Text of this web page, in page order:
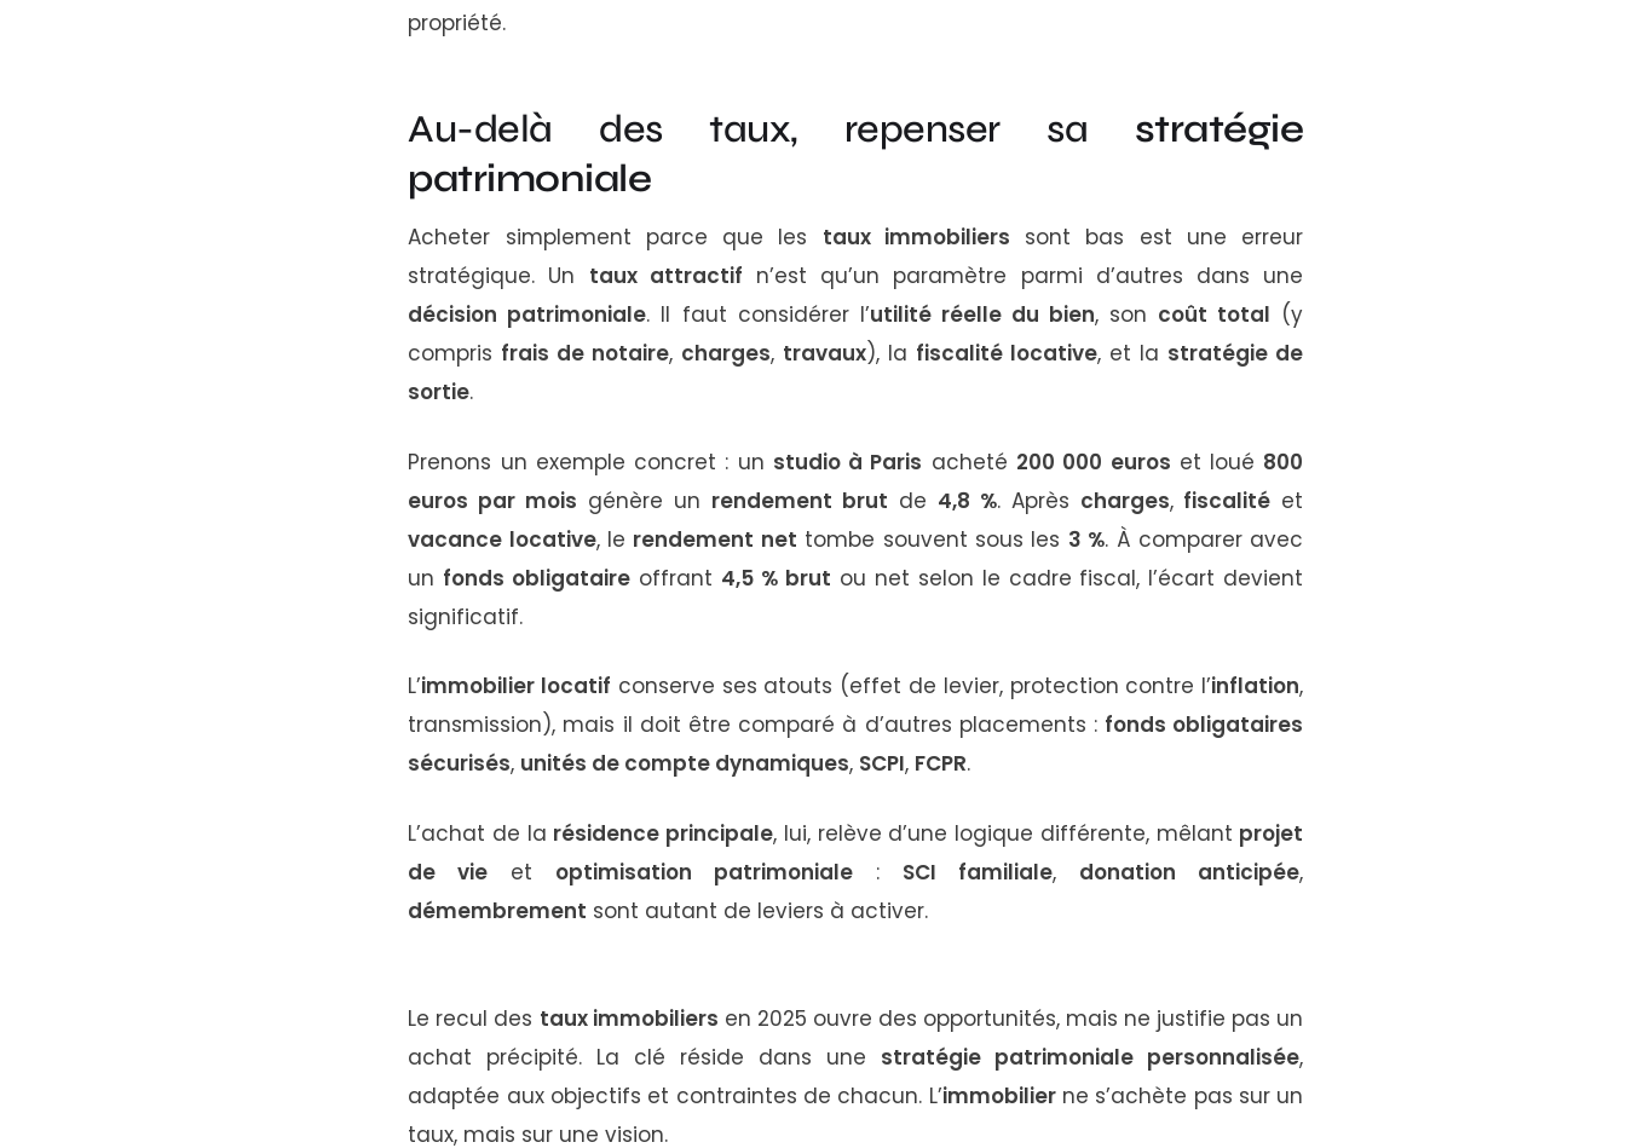
propriété.
Au-delà des taux, repenser sa stratégie
patrimoniale
Acheter simplement parce que les taux immobiliers sont bas est une erreur
stratégique. Un taux attractif n’est qu’un paramètre parmi d’autres dans une
décision patrimoniale. Il faut considérer l’utilité réelle du bien, son coût total (y
compris frais de notaire, charges, travaux), la fiscalité locative, et la stratégie de
sortie.
Prenons un exemple concret : un studio à Paris acheté 200 000 euros et loué 800
euros par mois génère un rendement brut de 4,8 %. Après charges, fiscalité et
vacance locative, le rendement net tombe souvent sous les 3 %. À comparer avec
un fonds obligataire offrant 4,5 % brut ou net selon le cadre fiscal, l’écart devient
significatif.
L’immobilier locatif conserve ses atouts (effet de levier, protection contre l’inflation,
transmission), mais il doit être comparé à d’autres placements : fonds obligataires
sécurisés, unités de compte dynamiques, SCPI, FCPR.
L’achat de la résidence principale, lui, relève d’une logique différente, mêlant projet
de vie et optimisation patrimoniale : SCI familiale, donation anticipée,
démembrement sont autant de leviers à activer.
Le recul des taux immobiliers en 2025 ouvre des opportunités, mais ne justifie pas un
achat précipité. La clé réside dans une stratégie patrimoniale personnalisée,
adaptée aux objectifs et contraintes de chacun. L’immobilierne s’achète pas sur un
taux, mais sur une vision.